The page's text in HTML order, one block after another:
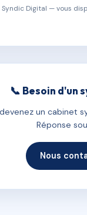
Digital — vous
📞 Besoin d'un
un cabinet
Réponse
Nous